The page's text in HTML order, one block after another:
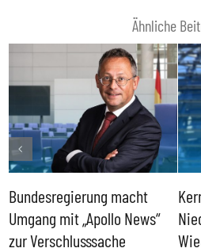
Ähnliche
Bundesregierung macht
Umgang mit „Apollo News“
zur Verschlusssache